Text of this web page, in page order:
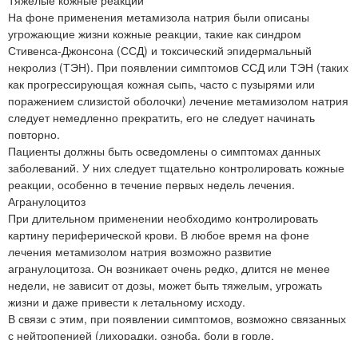
На фоне применения метамизола натрия были описаны
угрожающие жизни кожные реакции, такие как синдром
Стивенса-Джонсона (ССД) и токсический эпидермальный
некролиз (ТЭН). При появлении симптомов ССД или ТЭН (таких
как прогрессирующая кожная сыпь, часто с пузырями или
поражением слизистой оболочки) лечение метамизолом натрия
следует немедленно прекратить, его не следует начинать
повторно.
Пациенты должны быть осведомлены о симптомах данных
заболеваний. У них следует тщательно контролировать кожные
реакции, особенно в течение первых недель лечения.
Агранулоцитоз
При длительном применении необходимо контролировать
картину периферической крови. В любое время на фоне
лечения метамизолом натрия возможно развитие
агранулоцитоза. Он возникает очень редко, длится не менее
недели, не зависит от дозы, может быть тяжелым, угрожать
жизни и даже привести к летальному исходу.
В связи с этим, при появлении симптомов, возможно связанных
с нейтропенией (лихорадки, озноба, боли в горле,